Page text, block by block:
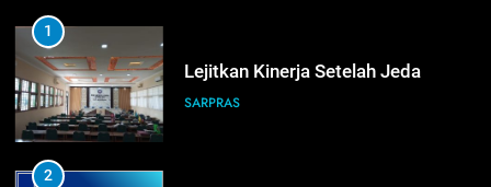
1
Lejitkan Kinerja Setelah Jeda
SARPRAS
2